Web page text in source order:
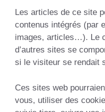
Les articles de ce site
contenus intégrés (par
images, articles…). Le
d’autres sites se
si le visiteur se rendait
Ces sites web
vous, utiliser des